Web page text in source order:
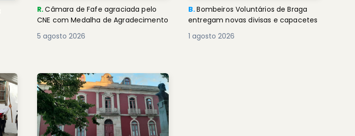
R.Câmara de Fafe agraciada pelo
CNE com Medalha de Agradecimento
5 agosto 2026
B.Bombeiros Voluntários de Braga
entregam novas divisas e capacetes
1 agosto 2026